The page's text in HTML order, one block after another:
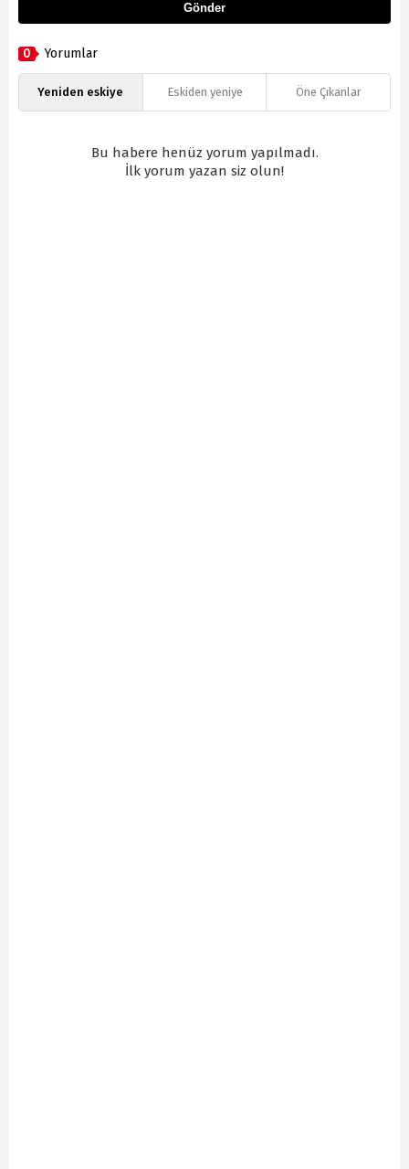
Gönder
0 Yorumlar
Yeniden eskiye Eskiden yeniye Öne Çıkanlar
Bu habere henüz yorum yapılmadı.
İlk yorum yazan siz olun!